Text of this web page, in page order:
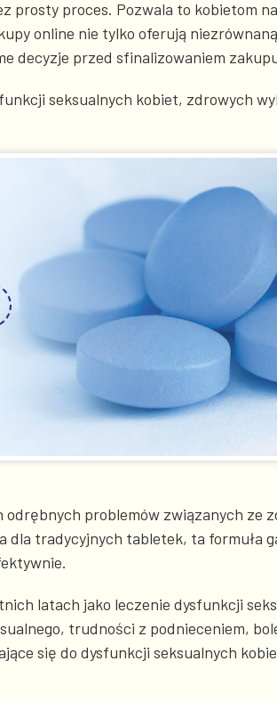
prosty proces. Pozwala to kobietom
online nie tylko oferują
decyzje przed sfinalizowaniem
seksualnych kobiet, zdrowych
problemów związanych ze
tradycyjnych tabletek, ta formuła
latach jako leczenie dysfunkcji
trudności z podnieceniem,
się do dysfunkcji seksualnych